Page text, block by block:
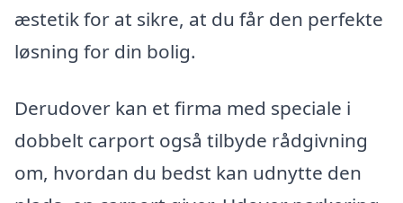
æstetik for at sikre, at du får den perfekte
løsning for din bolig.
Derudover kan et firma med speciale i
dobbelt carport også tilbyde rådgivning
om, hvordan du bedst kan udnytte den